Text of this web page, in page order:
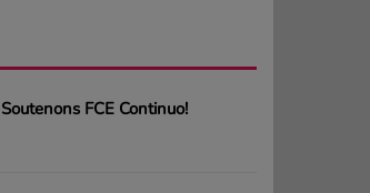
Soutenons FCE Continuo!